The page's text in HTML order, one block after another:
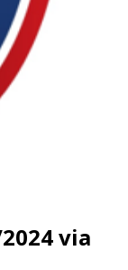
via